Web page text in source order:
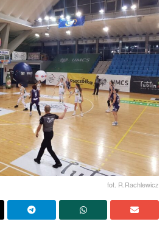
fot. R.Rachlewicz